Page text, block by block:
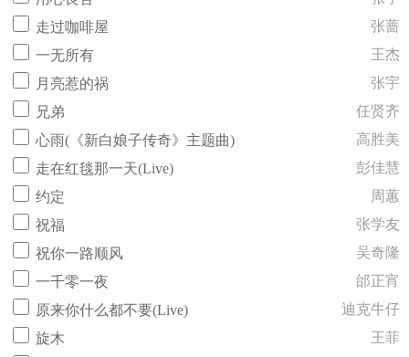
走过咖啡屋
张蔷
一无所有
王杰
月亮惹的祸
张宇
兄弟
任贤齐
心雨(《新白娘子传奇》主题曲)
高胜美
走在红毯那一天(Live)
彭佳慧
约定
周蕙
祝福
张学友
祝你一路顺风
吴奇隆
一千零一夜
邰正宵
原来你什么都不要(Live)
迪克牛仔
旋木
王菲